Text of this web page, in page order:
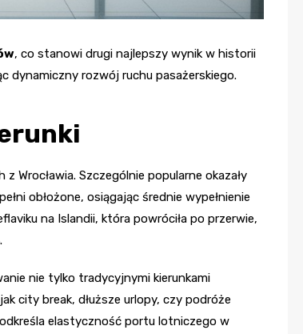
, co stanowi drugi najlepszy wynik w historii
dynamiczny rozwój ruchu pasażerskiego.
Wrocławia. Szczególnie popularne okazały
obłożone, osiągając średnie wypełnienie
na Islandii, która powróciła po przerwie,
nie tylko tradycyjnymi kierunkami
city break, dłuższe urlopy, czy podróże
elastyczność portu lotniczego w